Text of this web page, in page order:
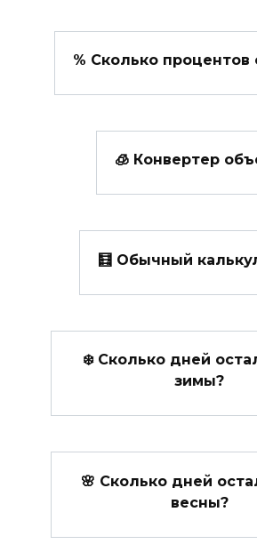
% Сколько процентов
🧊 Конвертер
🧮 Обычный
❄️ Сколько дней
зимы?
🌸 Сколько дней
весны?